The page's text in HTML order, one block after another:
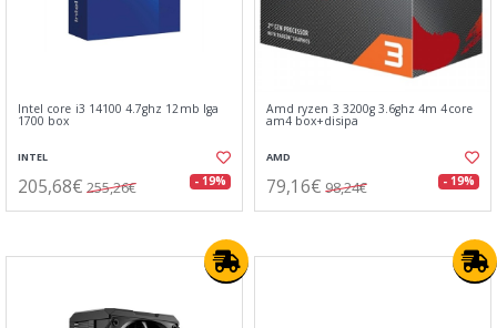
Intel core i3 14100 4.7ghz 12mb lga
1700 box
INTEL
205,68€ 255,26€ - 19%
Amd ryzen 3 3200g 3.6ghz 4m 4core
am4 box+disipa
AMD
79,16€ 98,24€ - 19%